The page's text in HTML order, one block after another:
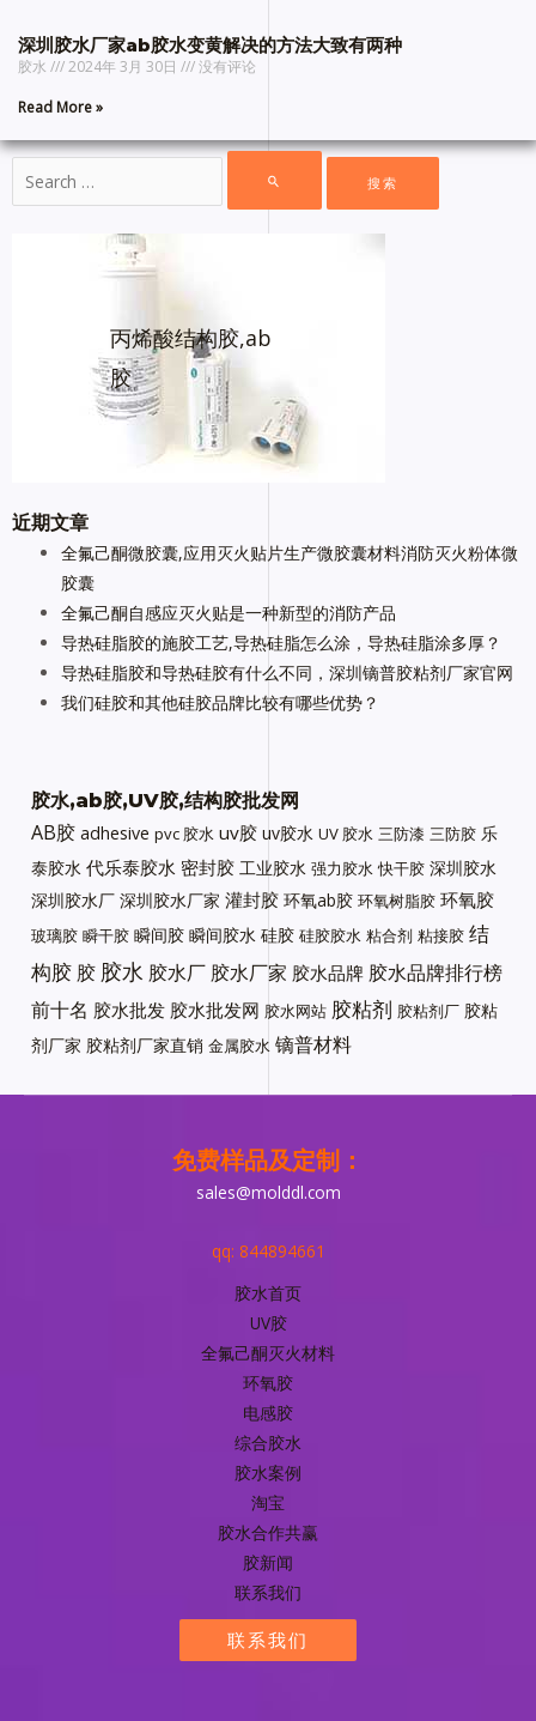
深圳胶水厂家ab胶水变黄解决的方法大致有两种
胶水 2024年 3月 30日
没有评论
Read More »
丙烯酸结构胶,ab
胶
近期文章
全氟己酮微胶囊,应用灭火贴片生产微胶囊材料消防灭火粉体微
胶囊
全氟己酮自感应灭火贴是一种新型的消防产品
导热硅脂胶的施胶工艺,导热硅脂怎么涂，导热硅脂涂多厚？
导热硅脂胶和导热硅胶有什么不同，深圳镝普胶粘剂厂家官网
我们硅胶和其他硅胶品牌比较有哪些优势？
胶水,ab胶,UV胶,结构胶批发网
AB胶 adhesive pvc 胶水 uv胶 uv胶水 UV 胶水 三防漆 三防胶 乐
泰胶水 代乐泰胶水 密封胶 工业胶水 强力胶水 快干胶 深圳胶水
深圳胶水厂 深圳胶水厂家 灌封胶 环氧ab胶 环氧树脂胶 环氧胶
玻璃胶 瞬干胶 瞬间胶 瞬间胶水 硅胶 硅胶胶水 粘合剂 粘接胶 结
构胶胶 胶水 胶水厂胶水厂家 胶水品牌 胶水品牌排行榜
前十名 胶水批发 胶水批发网 胶水网站 胶粘剂 胶粘剂厂 胶粘
剂厂家 胶粘剂厂家直销 金属胶水 镝普材料
免费样品及定制：
sales@molddl.com
qq: 844894661
胶水首页
UV胶
全氟己酮灭火材料
环氧胶
电感胶
综合胶水
胶水案例
淘宝
胶水合作共赢
胶新闻
联系我们
联系我们